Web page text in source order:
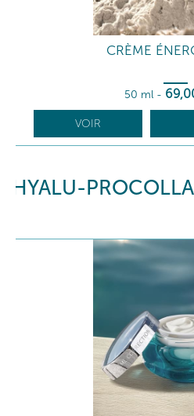
CRÈME
50 ml - 69
VOIR
HYALU-